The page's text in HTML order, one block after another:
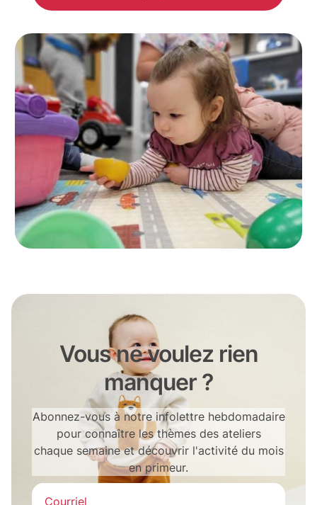
Vous ne voulez rien
manquer ?
Abonnez-vous à notre infolettre hebdomadaire
pour connaître les thèmes des ateliers
chaque semaine et découvrir l'activité du mois
en primeur.